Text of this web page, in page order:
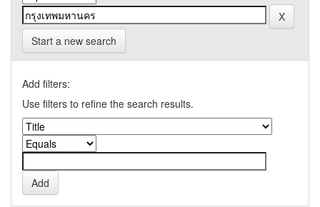
Start a new search
Add filters:
Use filters to refine the search results.